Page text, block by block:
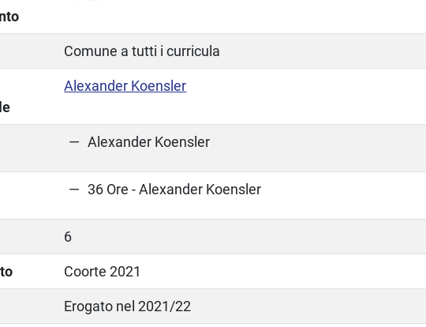
Comune a tutti i curricula
Alexander Koensler
Alexander Koensler
36 Ore - Alexander Koensler
6
Coorte 2021
Erogato nel 2021/22